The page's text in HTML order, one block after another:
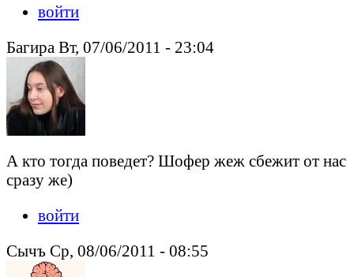
войти
Багира Вт, 07/06/2011 - 23:04
А кто тогда поведет? Шофер жеж сбежит от нас
сразу же)
войти
Сычъ Ср, 08/06/2011 - 08:55